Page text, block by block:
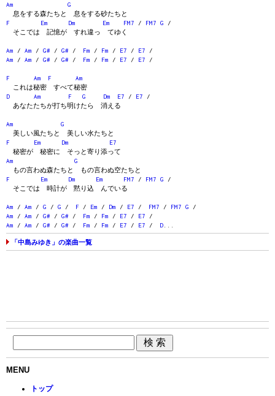
Am
G
息をする森たちと 息をする砂たちと
F
Em Dm Em FM7 / FM7 G /
そこでは 記憶が すれ違っ てゆく
Am / Am / G# / G# / Fm / Fm / E7 / E7 /
Am / Am / G# / G# / Fm / Fm / E7 / E7 /
F Am F
Am
これは秘密 すべて秘密
D
Am F G Dm E7 / E7 /
あなたたちが打ち明けたら 消える
Am
G
美しい風たちと 美しい水たちと
F
Em Dm
E7
秘密が 秘密に そっと寄り添って
Am
G
もの言わぬ森たちと もの言わぬ空たちと
F
Em Dm Em FM7 / FM7 G /
そこでは 時計が 黙り込 んでいる
Am / Am / G / G / F / Em / Dm / E7 / FM7 / FM7 G /
Am / Am / G# / G# / Fm / Fm / E7 / E7 /
Am / Am / G# / G# / Fm / Fm / E7 / E7 / D
「中島みゆき」の楽曲一覧
MENU
トップ